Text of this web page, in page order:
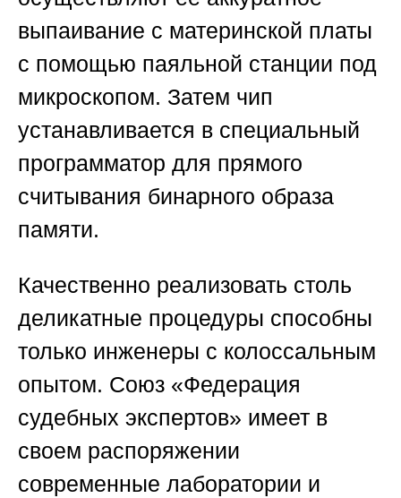
выпаивание с материнской платы
с помощью паяльной станции под
микроскопом. Затем чип
устанавливается в специальный
программатор для прямого
считывания бинарного образа
памяти.
Качественно реализовать столь
деликатные процедуры способны
только инженеры с колоссальным
опытом. Союз «Федерация
судебных экспертов» имеет в
своем распоряжении
современные лаборатории и